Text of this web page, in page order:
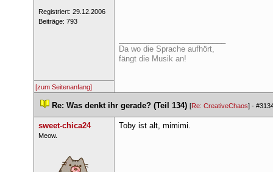
Registriert: 29.12.2006
Beiträge: 793
Da wo die Sprache aufhört,
fängt die Musik an!
[zum Seitenanfang]
Re: Was denkt ihr gerade? (Teil 134) [Re: CreativeChao] -
weet-chica24
​Meow.
Toby ist alt, mimimi.